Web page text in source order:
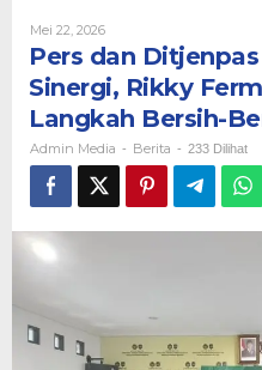
Bangun
Sinergi,
Rikky
Fermana
Dukung
Langkah
Bersih-
Bersih
Internal
Mei 22, 2026Oleh
Admin
Media
Pers dan
Sinergi, Rikky
Langkah Bersih-
Admin Media - Berita - 233 Dilihat